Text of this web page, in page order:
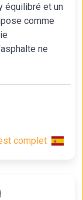
équilibré et un
comme
ne
complet